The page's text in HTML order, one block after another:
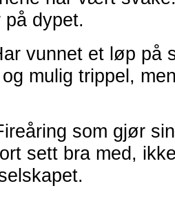
dypet.
vunnet et løp på
mulig trippel,
som gjør
sett bra med,